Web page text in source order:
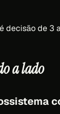
decisão de 3
a lado